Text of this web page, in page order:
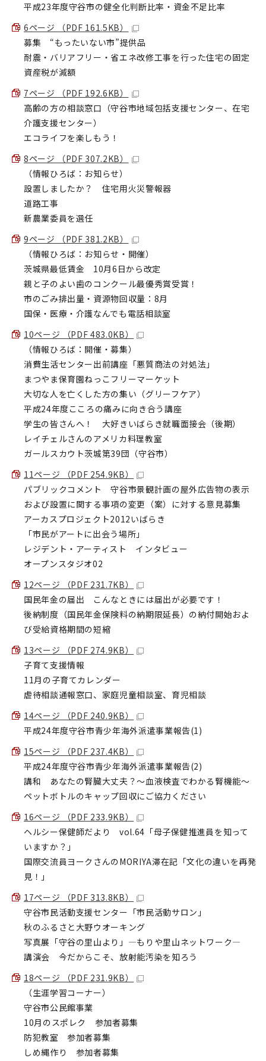
平成23年度守谷市の健全化判断比率・資金不足比率
6ページ （PDF 161.5KB）
募集 “もったいない市”提供品
耐震・バリアフリー・省エネ改修工事を行った住宅の固定
資産税が減額
7ページ （PDF 192.6KB）
高齢の方の相談窓口（守谷市地域包括支援センター、在宅
介護支援センター）
エコライフを楽しもう！
8ページ （PDF 307.2KB）
（情報ひろば：お知らせ）
設置しましたか？ 住宅用火災警報器
道路工事
新農業委員を選任
9ページ （PDF 381.2KB）
（情報ひろば：お知らせ・開催）
茨城県最低賃金 10月6日から改定
親と子のよい歯のコンクール最優秀賞受賞！
市のごみ排出量・資源物回収量：8月
国保・医療・介護なんでも電話相談室
10ページ （PDF 483.0KB）
（情報ひろば：開催・募集）
消費生活センター出前講座「悪質商法の対処法」
まつやま保育園ねっこフリーマーケット
大切な人を亡くした方の集い（グリーフケア）
平成24年度こころの痛みに向き合う講座
学生の皆さんへ！ 大好きいばらき就職面接会（後期）
レイチェルさんのアメリカ料理教室
ガールスカウト茨城第39団（守谷市）
11ページ （PDF 254.9KB）
パブリックコメント 守谷市景観計画の屋外広告物の表示
および設置に関する事項の変更（案）に対する意見募集
アーカスプロジェクト2012いばらき
「市民がアートに出会う場所」
レジデント・アーティスト インタビュー
オープンスタジオ02
12ページ （PDF 231.7KB）
国民年金の届出 こんなときには届出が必要です！
後納制度（国民年金保険料の納期限延長）の納付開始およ
び受給資格期間の短縮
13ページ （PDF 274.9KB）
子育て支援情報
11月の子育てカレンダー
虐待相談通報窓口、家庭児童相談室、育児相談
14ページ （PDF 240.9KB）
平成24年度守谷市青少年海外派遣事業報告(1)
15ページ （PDF 237.4KB）
平成24年度守谷市青少年海外派遣事業報告(2)
講和 あなたの腎臓大丈夫？～血液検査でわかる腎機能～
ペットボトルのキャップ回収にご協力ください
16ページ （PDF 233.9KB）
ヘルシー保健師だより vol.64「母子保健推進員を知って
いますか？」
国際交流員ヨークさんのMORIYA滞在記「文化の違いを再発
見！」
17ページ （PDF 313.8KB）
守谷市民活動支援センター「市民活動サロン」
秋のふるさと大野ウオーキング
写真展「守谷の里山より」―もりや里山ネットワーク―
講演会 今だからこそ、放射能汚染を知ろう
18ページ （PDF 231.9KB）
（生涯学習コーナー）
守谷市公民館事業
10月のスポレク 参加者募集
防犯教室 参加者募集
しめ縄作り 参加者募集